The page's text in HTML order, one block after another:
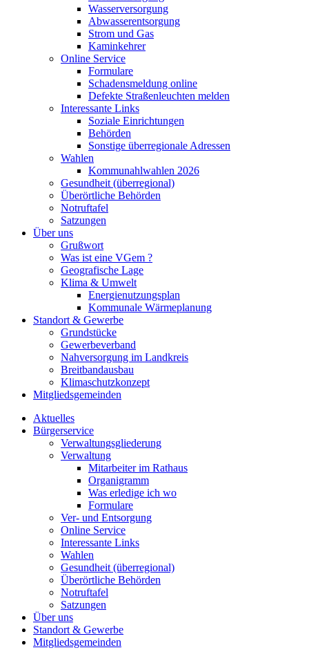
Wasserversorgung
Abwasserentsorgung
Strom und Gas
Kaminkehrer
Online Service
Formulare
Schadensmeldung online
Defekte Straßenleuchten melden
Interessante Links
Soziale Einrichtungen
Behörden
Sonstige überregionale Adressen
Wahlen
Kommunahlwahlen 2026
Gesundheit (überregional)
Überörtliche Behörden
Notruftafel
Satzungen
Über uns
Grußwort
Was ist eine VGem ?
Geografische Lage
Klima & Umwelt
Energienutzungsplan
Kommunale Wärmeplanung
Standort & Gewerbe
Grundstücke
Gewerbeverband
Nahversorgung im Landkreis
Breitbandausbau
Klimaschutzkonzept
Mitgliedsgemeinden
Aktuelles
Bürgerservice
Verwaltungsgliederung
Verwaltung
Mitarbeiter im Rathaus
Organigramm
Was erledige ich wo
Formulare
Ver- und Entsorgung
Online Service
Interessante Links
Wahlen
Gesundheit (überregional)
Überörtliche Behörden
Notruftafel
Satzungen
Über uns
Standort & Gewerbe
Mitgliedsgemeinden